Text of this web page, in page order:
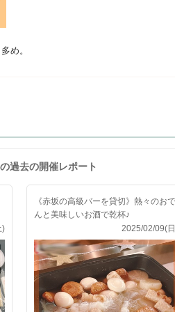
め。
過去の開催レポート
)
《赤坂の高級バーを貸切》熱々のおで
んと美味しいお酒で乾杯♪
2025/02/09(